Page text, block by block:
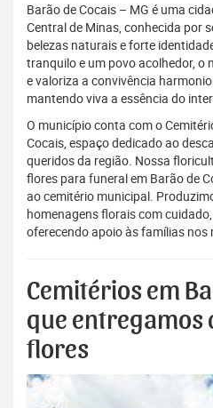
Barão de Cocais – MG é uma
Central de Minas, conhecida por
belezas naturais e forte
tranquilo e um povo acolhedor, o
e valoriza a convivência
mantendo viva a essência do
O município conta com o
Cocais, espaço dedicado ao
queridos da região. Nossa
flores para funeral em Barão de
ao cemitério municipal.
homenagens florais com
oferecendo apoio às famílias nos
Cemitérios em
que entregamos
flores